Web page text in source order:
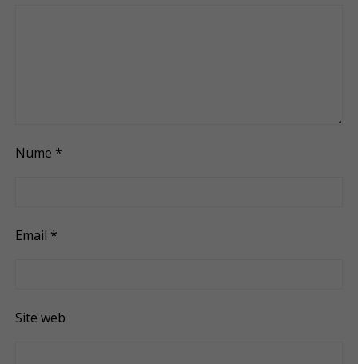
Nume *
Email *
Site web